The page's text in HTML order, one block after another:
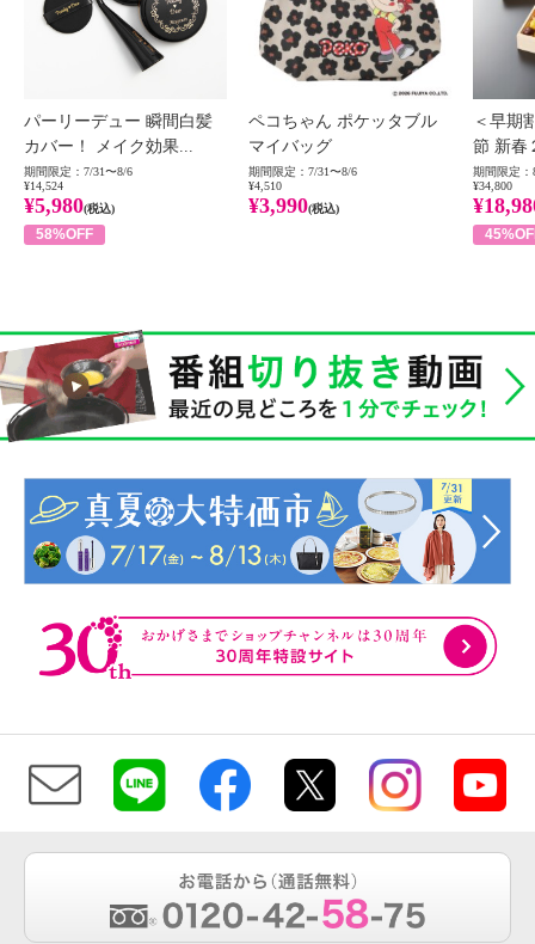
パーリーデュー 瞬間白髪
カバー！ メイク効果...
期間限定：7/31〜8/6
¥14,524
¥5,980(税込)
58%OFF
ペコちゃん ポケッタブル
マイバッグ
期間限定：7/31〜8/6
¥4,510
¥3,990(税込)
＜早期
節 新春
期間限定：
¥34,800